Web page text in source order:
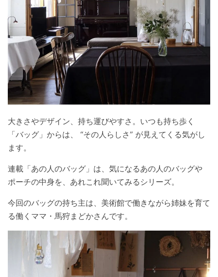
大きさやデザイン、持ち運びやすさ。いつも持ち歩く
「バッグ」からは、 “その人らしさ” が見えてくる気がし
ます。
連載「あの人のバッグ」は、気になるあの人のバッグや
ポーチの中身を、あれこれ聞いてみるシリーズ。
今回のバッグの持ち主は、美術館で働きながら姉妹を育て
る働くママ・馬狩まどかさんです。